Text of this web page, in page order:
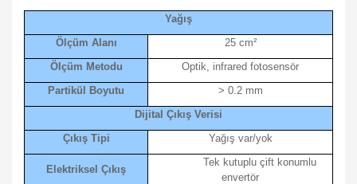
Yağış
Ölçüm Alanı
25 cm²
Ölçüm Metodu
Optik, infrared fotosensör
Partikül Boyutu
> 0.2 mm
Dijital Çıkış Verisi
Çıkış Tipi
Yağış var/yok
Elektriksel Çıkış
Tek kutuplu çift konumlu
envertör